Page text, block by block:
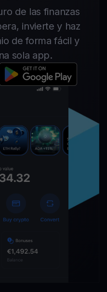
de las finanzas
invierte y haz
de forma fácil y
sola app.